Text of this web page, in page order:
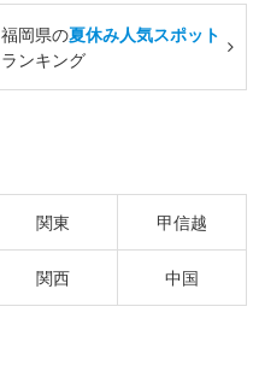
福岡県の夏休み人気スポット
ランキング
関東 甲信越
関西 中国